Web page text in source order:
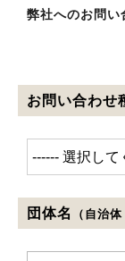
弊社へのお問い
お問い合わせ
団体名 （自治